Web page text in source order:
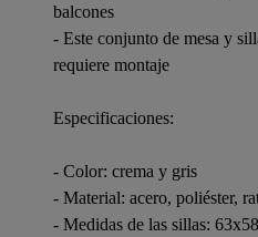
balcones
- Este conjunto de mesa y
requiere montaje
Especificaciones:
- Color: crema y gris
- Material: acero, poliéster,
- Medidas de las sillas: